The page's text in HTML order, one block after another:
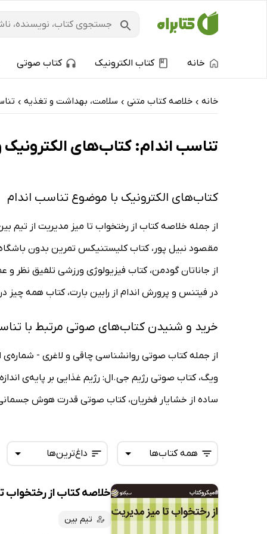
خانه کتاب الکترونیک کتاب صوتی
خانه › خلاصه کتاب متنی › سلامت، بهداشت و تغذیه ›
تناسب اندام: کتاب‌های
کتاب‌های الکترونیک با موضوع تناسب اندام
از جمله خلاصه کتاب از رختخواب تا میز مدیریت از تیم
مقصود نبیل پور، کتاب کلیستنیکس تمرین بدون باشگاه
در فیتنس و پرورش اندام از رابین بارت، کتاب همه چیز
خرید و شنیدن کتاب‌های صوتی مرتبط با
از جمله کتاب صوتی روانشناسی چاقی و لاغری - شماره‌ی
ویگ، کتاب صوتی رژیم جی.ال: رژیم غذایی بر پایه‌ی
ساده از خشایار فخریان، کتاب صوتی قدرت هوش
داغ‌ترین‌ها
تازه‌ها
داغ‌ترین‌ها
همه کتاب‌ها
همه کتاب‌ها
کتاب‌های صوتی
خلاصه کتاب از رختخواب
تیم بین